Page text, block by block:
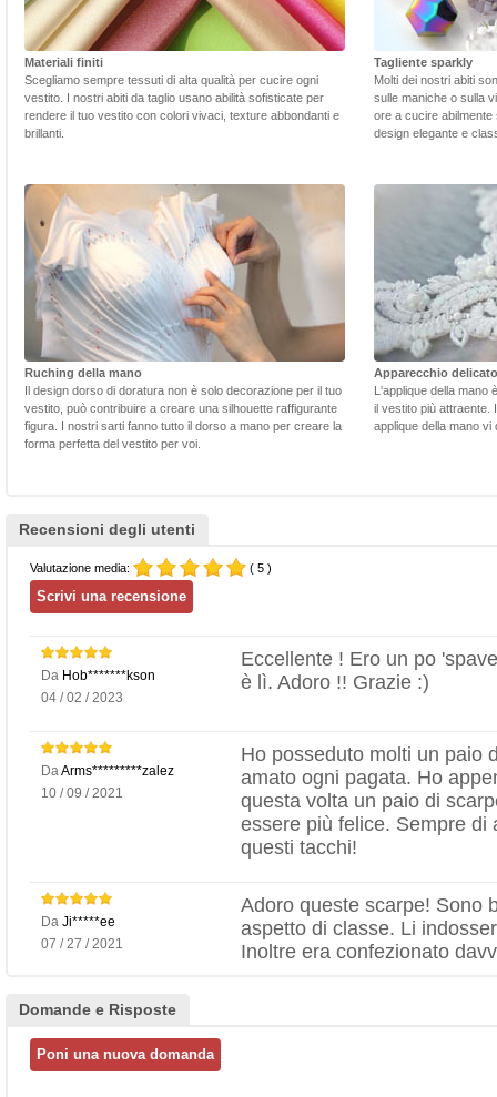
Materiali finiti
Scegliamo sempre tessuti di alta qualità per cucire ogni
vestito. I nostri abiti da taglio usano abilità sofisticate per
rendere il tuo vestito con colori vivaci, texture abbondanti e
brillanti.
Tagliente sparkly
Molti dei nostri abiti
sulle maniche o sulla
ore a cucire
design elegante e
Ruching della mano
Il design dorso di doratura non è solo decorazione per il tuo
vestito, può contribuire a creare una silhouette raffigurante
figura. I nostri sarti fanno tutto il dorso a mano per creare la
forma perfetta del vestito per voi.
Apparecchio delicato
L'applique della mano
il vestito più attraente.
applique della mano
Recensioni degli utenti
Valutazione media: ( 5 )
Da Hob*******kson
04 / 02 / 2023
Eccellente ! Ero un po
è lì. Adoro !! Grazie :)
Da Arms*********zalez
10 / 09 / 2021
Ho posseduto molti un paio
amato ogni pagata. Ho
questa volta un paio di
essere più felice. Sempre di
questi tacchi!
Da Ji*****ee
07 / 27 / 2021
Adoro queste scarpe! Sono
aspetto di classe. Li
Inoltre era confezionato
Domande e Risposte